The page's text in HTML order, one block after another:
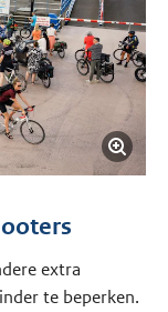
extra
te beperken.